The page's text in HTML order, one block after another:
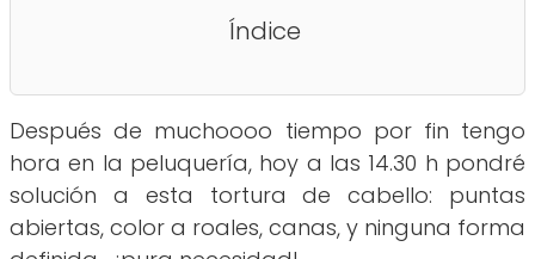
Índice
Después de muchoooo tiempo por fin tengo
hora en la peluquería, hoy a las 14.30 h pondré
solución a esta tortura de cabello: puntas
abiertas, color a roales, canas, y ninguna forma